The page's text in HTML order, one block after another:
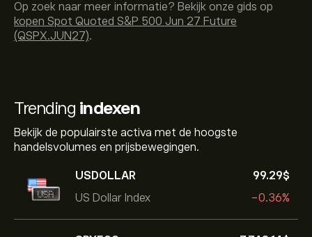
Trending indexen
Bekijk de populairste activa met de hoogste
handelsvolumes en prijsbewegingen.
USDOLLAR
US Dollar Index
99.29‎$‎
-0.36%
Op zoek naar meer informatie? Bekijk onze gids op
kopen Spot Quoted S&P 500 Jun 27 Future
(QSPX.JUN27).